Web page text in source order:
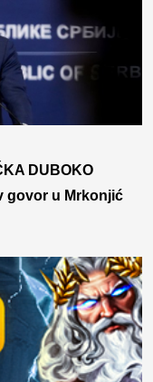
DUBOKO
govor u Mrkonjić